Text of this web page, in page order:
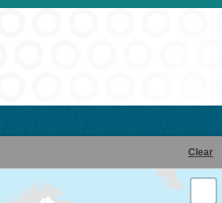
Clear